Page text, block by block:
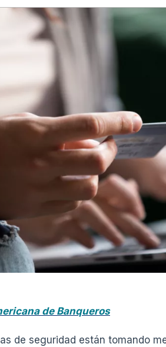
de Banqueros
de seguridad están tomando